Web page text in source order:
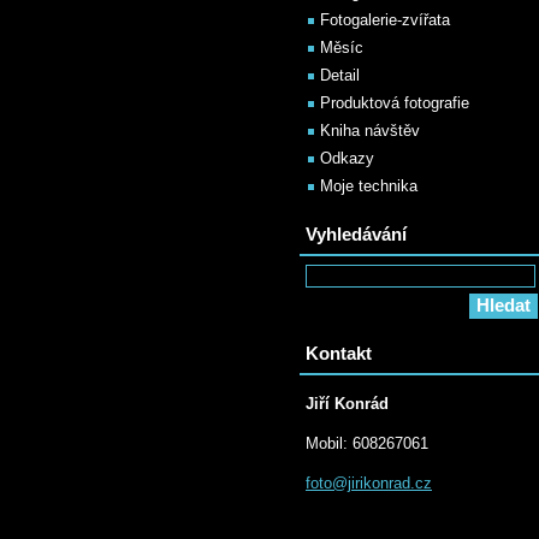
Fotogalerie-zvířata
Měsíc
Detail
Produktová fotografie
Kniha návštěv
Odkazy
Moje technika
Vyhledávání
Kontakt
Jiří Konrád
Mobil: 608267061
foto@jirikonrad.cz